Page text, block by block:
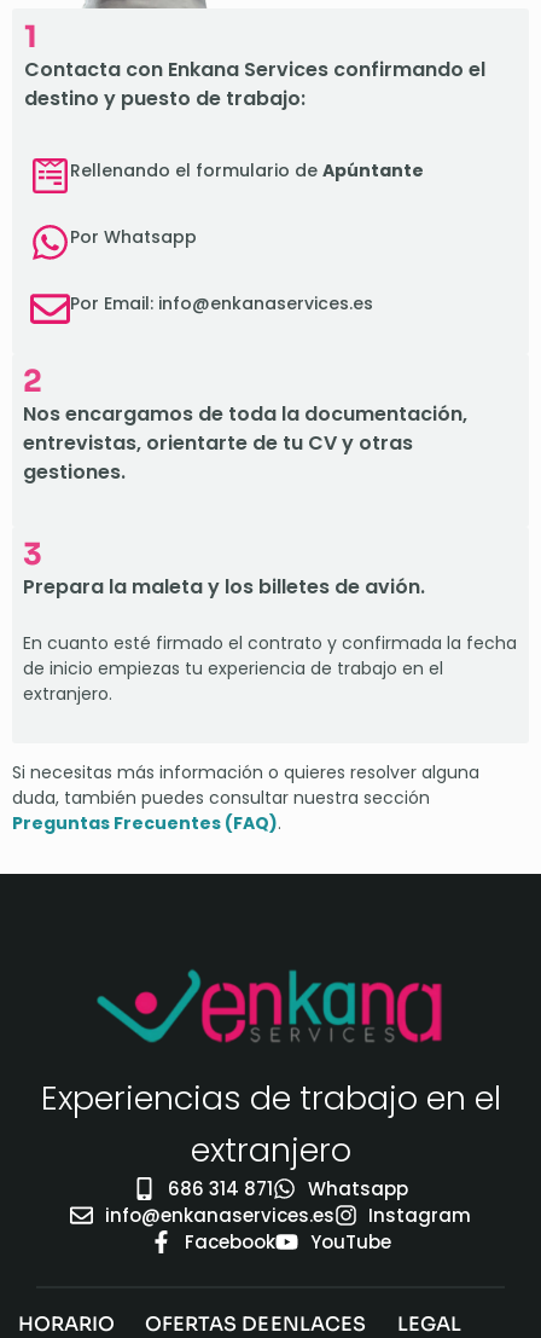
1
Contacta con Enkana Services confirmando el
destino y puesto de trabajo:
Rellenando el formulario de Apúntante
Por Whatsapp
Por Email: info@enkanaservices.es
2
Nos encargamos de toda la documentación,
entrevistas, orientarte de tu CV y otras
gestiones.
3
Prepara la maleta y los billetes de avión.
En cuanto esté firmado el contrato y confirmada la fecha
de inicio empiezas tu experiencia de trabajo en el
extranjero.
Si necesitas más información o quieres resolver alguna
duda, también puedes consultar nuestra sección
Preguntas Frecuentes (FAQ).
Experiencias de trabajo en el
extranjero
686 314 871
Whatsapp
info@enkanaservices.es
Instagram
Facebook
YouTube
HORARIO
OFERTAS DEENLACES
LEGAL